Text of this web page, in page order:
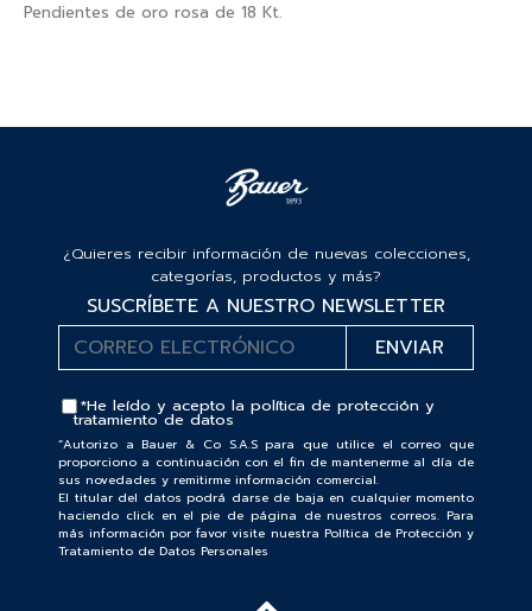
Pendientes de oro rosa de 18 Kt.
¿Quieres recibir información de nuevas colecciones,
categorías, productos y más?
SUSCRÍBETE A NUESTRO NEWSLETTER
*He leído y acepto la política de protección y
tratamiento de datos
“Autorizo a Bauer & Co S.A.S para que utilice el correo que
proporciono a continuación con el fin de mantenerme al día de
sus novedades y remitirme información comercial.
El titular del datos podrá darse de baja en cualquier momento
haciendo click en el pie de página de nuestros correos. Para
más información por favor visite nuestra Política de Protección y
Tratamiento de Datos Personales